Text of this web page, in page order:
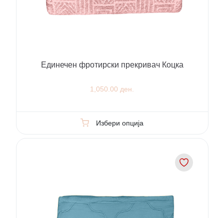
Единечен фротирски прекривач Коцка
1,050.00 ден.
Избери опција